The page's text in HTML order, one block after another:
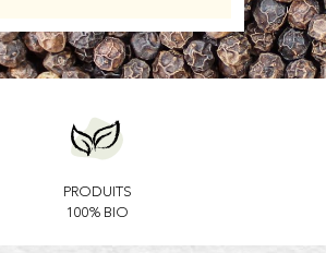
PRODUITS
100% BIO